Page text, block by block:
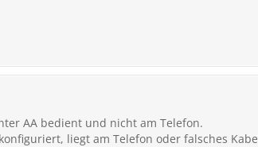
AA bedient und nicht am Telefon.
liegt am Telefon oder falsches